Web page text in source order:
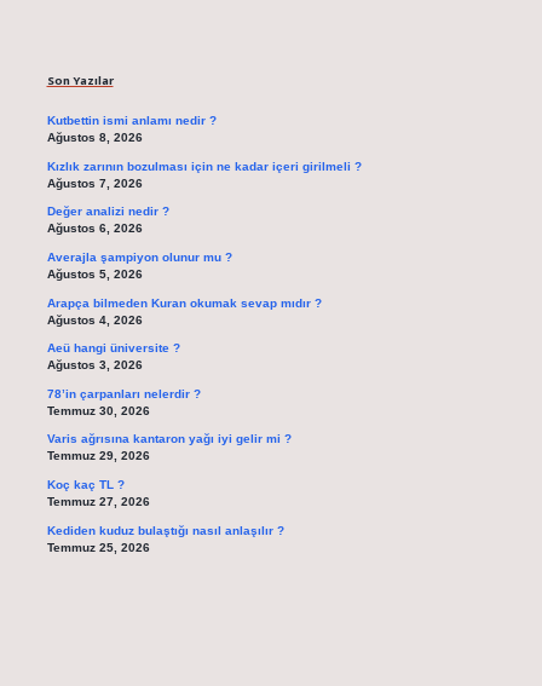
Son Yazılar
Kutbettin ismi anlamı nedir ?
Ağustos 8, 2026
Kızlık zarının bozulması için ne kadar içeri girilmeli ?
Ağustos 7, 2026
Değer analizi nedir ?
Ağustos 6, 2026
Averajla şampiyon olunur mu ?
Ağustos 5, 2026
Arapça bilmeden Kuran okumak sevap mıdır ?
Ağustos 4, 2026
Aeü hangi üniversite ?
Ağustos 3, 2026
78’in çarpanları nelerdir ?
Temmuz 30, 2026
Varis ağrısına kantaron yağı iyi gelir mi ?
Temmuz 29, 2026
Koç kaç TL ?
Temmuz 27, 2026
Kediden kuduz bulaştığı nasıl anlaşılır ?
Temmuz 25, 2026